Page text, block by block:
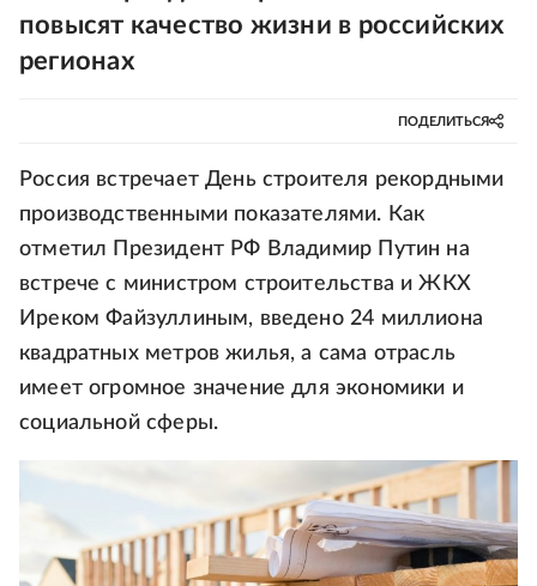
повысят качество жизни в российских
регионах
ПОДЕЛИТЬСЯ
Россия встречает День строителя рекордными
производственными показателями. Как
отметил Президент РФ Владимир Путин на
встрече с министром строительства и ЖКХ
Иреком Файзуллиным, введено 24 миллиона
квадратных метров жилья, а сама отрасль
имеет огромное значение для экономики и
социальной сферы.